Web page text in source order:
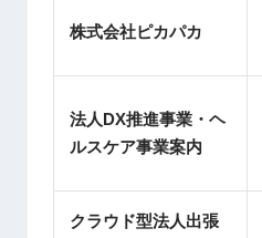
株式会社ピカパカ
法人DX推進事業・ヘ
ルスケア事業案内
クラウド型法人出張